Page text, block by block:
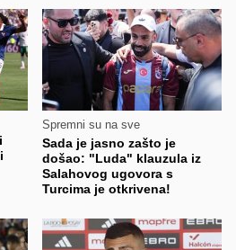
Spremni su na sve
Sada je jasno zašto je
došao: "Luda" klauzula iz
Salahovog ugovora s
Turcima je otkrivena!